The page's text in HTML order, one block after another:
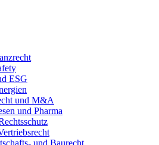
ESG
und M&A
und Pharma
und Baurecht